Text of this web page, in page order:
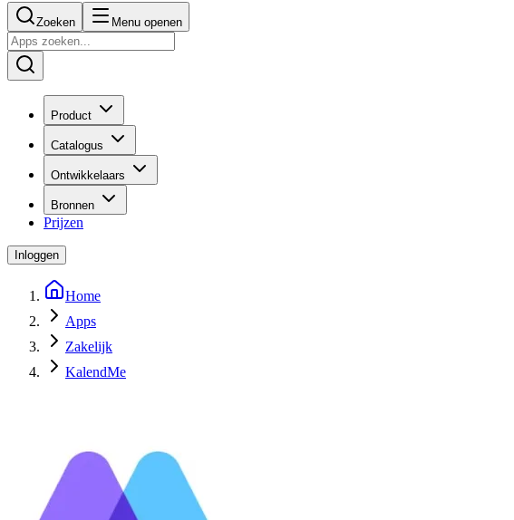
Zoeken Menu openen
Product
Catalogus
Ontwikkelaars
Bronnen
Prijzen
Inloggen
Home
Apps
Zakelijk
KalendMe